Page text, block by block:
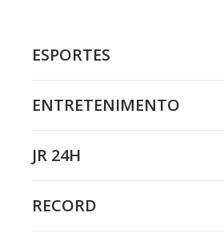
ESPORTES
ENTRETENIMENTO
JR 24H
RECORD